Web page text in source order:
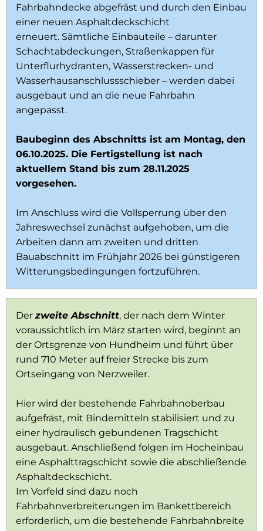
Fahrbahndecke abgefräst und durch den Einbau
einer neuen Asphaltdeckschicht
erneuert. Sämtliche Einbauteile – darunter
Schachtabdeckungen, Straßenkappen für
Unterflurhydranten, Wasserstrecken- und
Wasserhausanschlussschieber – werden dabei
ausgebaut und an die neue Fahrbahn
angepasst.
Baubeginn des Abschnitts ist am Montag, den
06.10.2025. Die Fertigstellung ist nach
aktuellem Stand bis zum 28.11.2025
vorgesehen.
Im Anschluss wird die Vollsperrung über den
Jahreswechsel zunächst aufgehoben, um die
Arbeiten dann am zweiten und dritten
Bauabschnitt im Frühjahr 2026 bei günstigeren
Witterungsbedingungen fortzuführen.
Der zweite Abschnitt, der nach dem Winter
voraussichtlich im März starten wird, beginnt an
der Ortsgrenze von Hundheim und führt über
rund 710 Meter auf freier Strecke bis zum
Ortseingang von Nerzweiler.
Hier wird der bestehende Fahrbahnoberbau
aufgefräst, mit Bindemitteln stabilisiert und zu
einer hydraulisch gebundenen Tragschicht
ausgebaut. Anschließend folgen im Hocheinbau
eine Asphalttragschicht sowie die abschließende
Asphaltdeckschicht.
Im Vorfeld sind dazu noch
Fahrbahnverbreiterungen im Bankettbereich
erforderlich, um die bestehende Fahrbahnbreite